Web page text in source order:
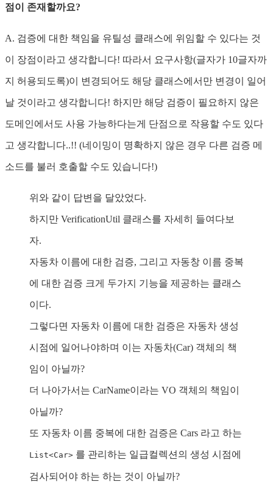
점이 존재할까요?
A. 검증에 대한 책임을 유틸성 클래스에 위임할 수 있다는 것
이 장점이라고 생각합니다! 따라서 요구사항(글자가 10글자까
지 허용되도록)이 변경되어도 해당 클래스에서만 변경이 일어
날 것이라고 생각합니다! 하지만 해당 검증이 필요하지 않은
도메인에서도 사용 가능하다는게 단점으로 작용할 수도 있다
고 생각합니다..!! (네이밍이 명확하지 않은 경우 다른 검증 메
소드를 불러 호출할 수도 있습니다!)
위와 같이 답변을 달았었다.
하지만 VerificationUtil 클래스를 자세히 들여다보
자.
자동차 이름에 대한 검증, 그리고 자동창 이름 중복
에 대한 검증 크게 두가지 기능을 제공하는 클래스
이다.
그렇다면 자동차 이름에 대한 검증은 자동차 생성
시점에 일어나야하며 이는 자동차(Car) 객체의 책
임이 아닐까?
더 나아가서는 CarName이라는 VO 객체의 책임이
아닐까?
또 자동차 이름 중복에 대한 검증은 Cars 라고 하는
List<Car> 를 관리하는 일급컬렉션의 생성 시점에
검사되어야 하는 하는 것이 아닐까?